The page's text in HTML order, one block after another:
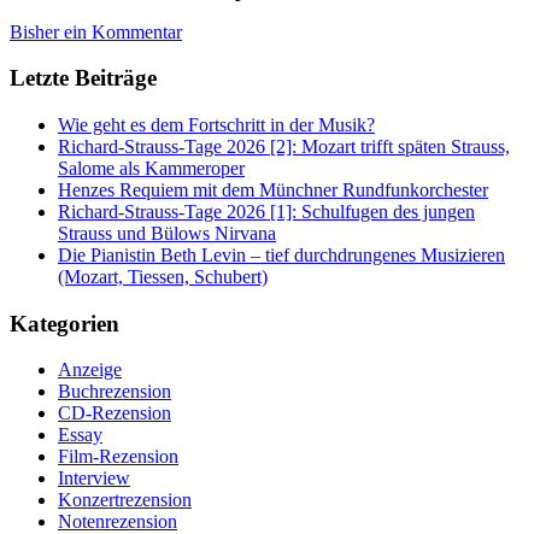
Bisher ein Kommentar
Letzte Beiträge
Wie geht es dem Fortschritt in der Musik?
Richard-Strauss-Tage 2026 [2]: Mozart trifft späten Strauss,
Salome als Kammeroper
Henzes Requiem mit dem Münchner Rundfunkorchester
Richard-Strauss-Tage 2026 [1]: Schulfugen des jungen
Strauss und Bülows Nirvana
Die Pianistin Beth Levin – tief durchdrungenes Musizieren
(Mozart, Tiessen, Schubert)
Kategorien
Anzeige
Buchrezension
CD-Rezension
Essay
Film-Rezension
Interview
Konzertrezension
Notenrezension